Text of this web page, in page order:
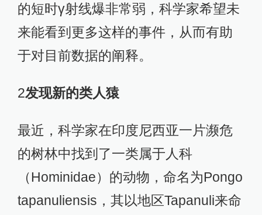
的短时γ射线爆非常弱，科学家希望未
来能看到更多这样的事件，从而有助
于对目前数据的阐释。
2发现新的类人猿
最近，科学家在印度尼西亚一片濒危
的树林中找到了一类属于人科
（Hominidae）的动物，命名为Pongo
tapanuliensis，其以地区Tapanuli来命